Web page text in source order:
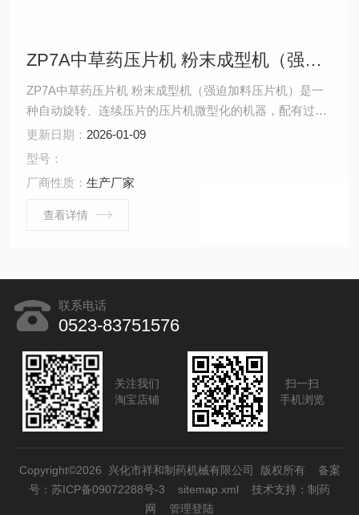
ZP7A中草药压片机 粉末成型机（强迫加料压片机）
ZP7A中草药压片机 粉末成型机（强迫加料压片机）是一
种自动旋转、连续压片的压片机微型化的机器，配有过载
保护装置，当压力过载时，能自动停机。此种压片机提高
了片剂密度的均匀性，减少了裂片，松片现象。本机机器
前国内Z受欢迎的一种压片机。
更新日期： 2026-01-09
型号：
厂商性质：生产厂家
查看详情
联系电话
0523-83751576
关注我们
淘宝店铺
扫一扫
手机浏览
Copyright©2026 兴化市祥和制药机械有限公司 版权所有 备案
号：苏ICP备09072288号-3
sitemap.xml 技术支持： 制药
网
管理登陆